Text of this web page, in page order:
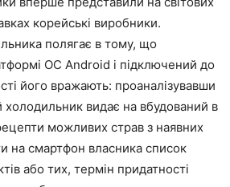
корейські виробники.
полягає в тому, що
ОС Android і підключений до
його вражають: проаналізувавши
холодильник видає на вбудований в
можливих страв з наявних
на смартфон власника список
або тих, термін придатності